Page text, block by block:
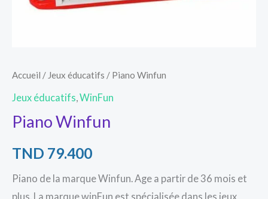
Accueil / Jeux éducatifs / Piano Winfun
Jeux éducatifs WinFun
Piano Winfun
TND 79.400
Piano de la marque Winfun. Age a partir de 36 mois et
plus. La marque winFun est spécialisée dans les jeux